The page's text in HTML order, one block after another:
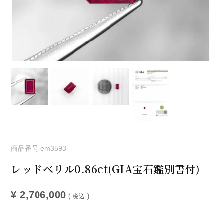
商品番号 em3593
レッドベリル0.86ct(GIA宝石鑑別書付)
¥ 2,706,000 税込